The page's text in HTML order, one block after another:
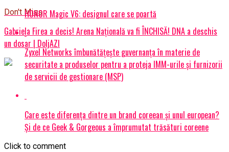
Don't Miss
Gabriela Firea a decis! Arena Națională va fi ÎNCHISĂ! DNA a deschis
un dosar | DoljAZI
HONOR Magic V6: designul care se poartă
Zyxel Networks îmbunătățește guvernanța în materie de
securitate a produselor pentru a proteja IMM-urile și furnizorii
de servicii de gestionare (MSP)
Care este diferența dintre un brand coreean și unul european?
Și de ce Geek & Gorgeous a împrumutat trăsături coreene
Click to comment